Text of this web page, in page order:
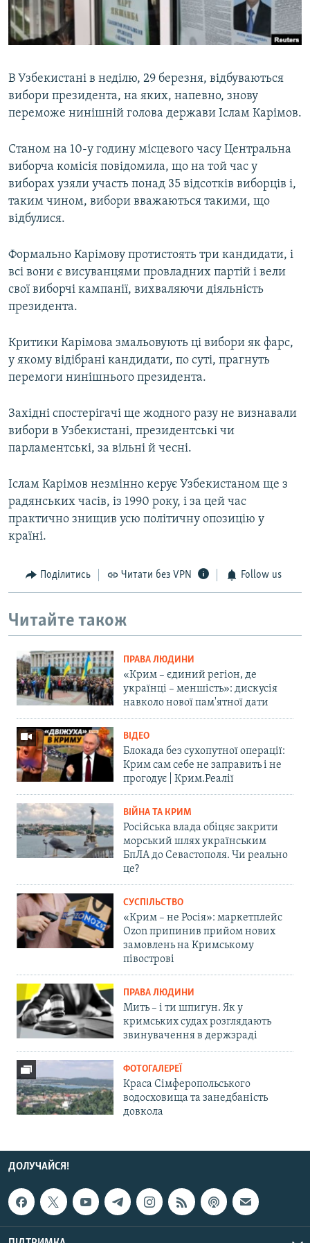
ВІДЕОУРОКИ «ELIFBE»
СВІДЧЕННЯ ОКУПАЦІЇ
ІНФОГРАФІКА
Русский
Qırımtatar
ДОЛУЧАЙСЯ!
Усі сайти RFE/RL
В Узбекистані в неділю, 29 березня, відбуваються
вибори президента, на яких, напевно, знову
переможе нинішній голова держави Іслам Карімов.
Станом на 10-у годину місцевого часу Центральна
виборча комісія повідомила, що на той час у
виборах узяли участь понад 35 відсотків виборців і,
таким чином, вибори вважаються такими, що
відбулися.
Формально Карімову протистоять три кандидати, і
всі вони є висуванцями провладних партій і вели
свої виборчі кампанії, вихваляючи діяльність
президента.
Критики Карімова змальовують ці вибори як фарс,
у якому відібрані кандидати, по суті, прагнуть
перемоги нинішнього президента.
Західні спостерігачі ще жодного разу не визнавали
вибори в Узбекистані, президентські чи
парламентські, за вільні й чесні.
Іслам Карімов незмінно керує Узбекистаном ще з
радянських часів, із 1990 року, і за цей час
практично знищив усю політичну опозицію у
країні.
Поділитись Читати без VPN Follow us
Читайте також
ПРАВА ЛЮДИНИ
«Крим – єдиний регіон, де
українці – меншість»: дискусія
навколо нової пам'ятної дати
ВІДЕО
Блокада без сухопутної операції:
Крим сам себе не заправить і не
прогодує | Крим.Реалії
ВІЙНА ТА КРИМ
Російська влада обіцяє закрити
морський шлях українським
БпЛА до Севастополя. Чи реально
це?
СУСПІЛЬСТВО
«Крим – не Росія»: маркетплейс
Ozon припинив прийом нових
замовлень на Кримському
півострові
ПРАВА ЛЮДИНИ
Мить – і ти шпигун. Як у
кримських судах розглядають
звинувачення в держзраді
ФОТОГАЛЕРЕЇ
Краса Сімферопольського
водосховища та занедбаність
довкола
ДОЛУЧАЙСЯ!